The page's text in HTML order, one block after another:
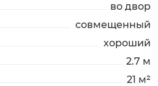
во двор
совмещенный
хороший
2.7 м
21 м²